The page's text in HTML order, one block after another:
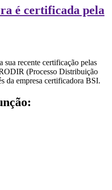
é certificada pela
sua recente certificação pelas
(Processo Distribuição
da empresa certificadora BSI.